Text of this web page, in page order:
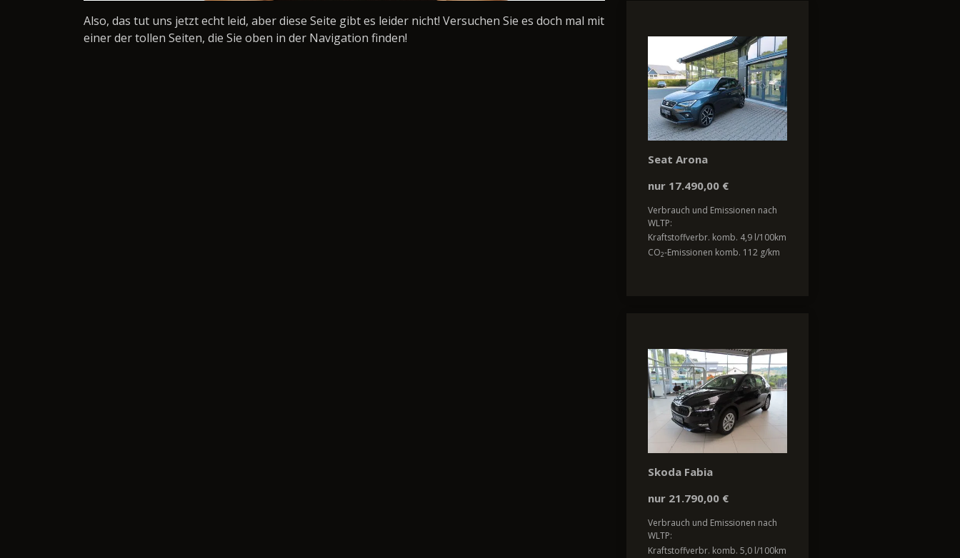
Also, das tut uns jetzt echt leid, aber diese Seite gibt es leider nicht! Versuchen Sie es doch mal mit
einer der tollen Seiten, die Sie oben in der Navigation finden!
Seat Arona
nur 17.490,00 €
Verbrauch und Emissionen nach
WLTP:
Kraftstoffverbr. komb. 4,9 l/100km
CO2-Emissionen komb. 112 g/km
Skoda Fabia
nur 21.790,00 €
Verbrauch und Emissionen nach
WLTP:
Kraftstoffverbr. komb. 5,0 l/100km